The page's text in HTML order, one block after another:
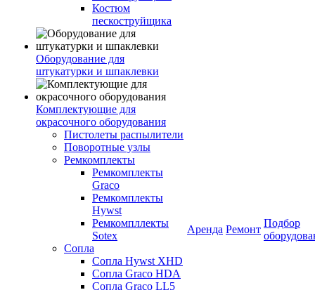
Костюм
пескоструйщика
Оборудование для
штукатурки и шпаклевки
Комплектующие для
окрасочного оборудования
Пистолеты распылители
Поворотные узлы
Ремкомплекты
Ремкомплекты
Graco
Ремкомплекты
Hywst
Ремкомпллекты
Sotex
Сопла
Сопла Hywst XHD
Сопла Graco HDA
Сопла Graco LL5
Аренда Ремонт
Подбор